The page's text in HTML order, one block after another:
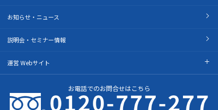
お知らせ・ニュース
説明会・セミナー情報
運営 Webサイト
お電話でのお問合せはこちら